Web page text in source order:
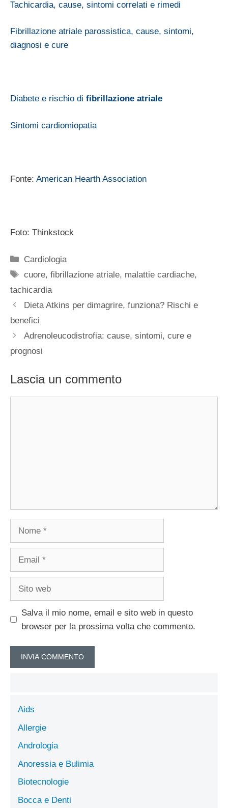
Tachicardia, cause, sintomi correlati e rimedi
Fibrillazione atriale parossistica, cause, sintomi,
diagnosi e cure
Diabete e rischio di fibrillazione atriale
Sintomi cardiomiopatia
Fonte: American Hearth Association
Foto: Thinkstock
Categorie
Cardiologia
Tag
cuore,fibrillazione atriale, malattie cardiache,
tachicardia
Dieta Atkins per dimagrire, funziona? Rischi e
benefici
Adrenoleucodistrofia: cause, sintomi, cure e
prognosi
Lascia un commento
Salva il mio nome, email e sito web in questo
browser per la prossima volta che commento.
Aids
Allergie
Andrologia
Anoressia e Bulimia
Biotecnologie
Bocca e Denti